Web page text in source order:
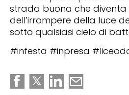
strada buona che diventa
dell’irrompere della luce
sotto qualsiasi cielo di
#infesta #inpresa